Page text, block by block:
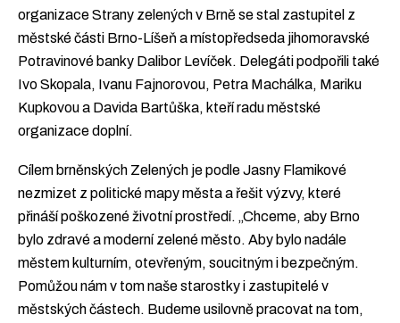
organizace Strany zelených v Brně se stal zastupitel z
městské části Brno-Líšeň a místopředseda jihomoravské
Potravinové banky Dalibor Levíček. Delegáti podpořili také
Ivo Skopala, Ivanu Fajnorovou, Petra Machálka, Mariku
Kupkovou a Davida Bartůška, kteří radu městské
organizace doplní.
Cílem brněnských Zelených je podle Jasny Flamikové
nezmizet z politické mapy města a řešit výzvy, které
přináší poškozené životní prostředí. „Chceme, aby Brno
bylo zdravé a moderní zelené město. Aby bylo nadále
městem kulturním, otevřeným, soucitným i bezpečným.
Pomůžou nám v tom naše starostky i zastupitelé v
městských částech. Budeme usilovně pracovat na tom,